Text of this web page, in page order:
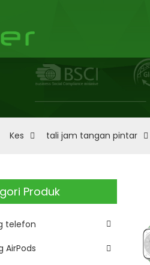
Kes tali jam tangan pintar
Produk
telefon
AirPods